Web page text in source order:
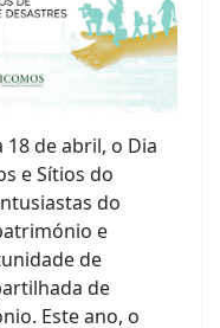
de abril, o Dia
e Sítios do
do
e
de
de
Este ano, o